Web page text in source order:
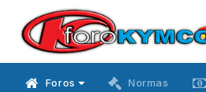
Foros Normas